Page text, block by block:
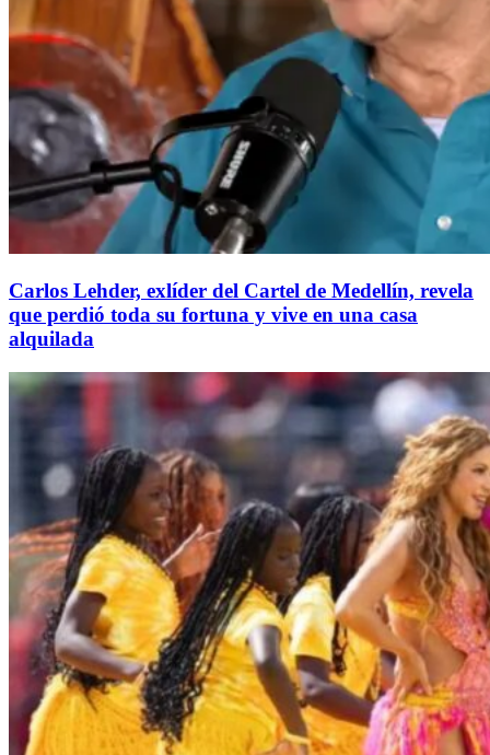
Carlos Lehder, exlíder del Cartel de Medellín, revela
que perdió toda su fortuna y vive en una casa
alquilada